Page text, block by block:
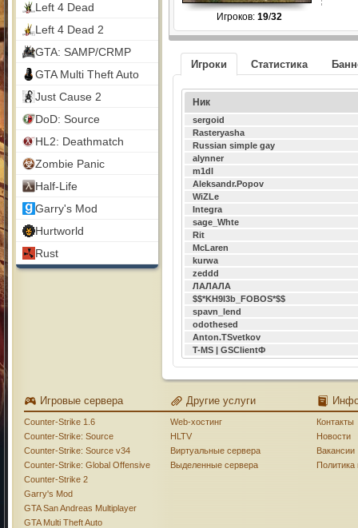
Left 4 Dead
Left 4 Dead 2
GTA: SAMP/CRMP
GTA Multi Theft Auto
Just Cause 2
DoD: Source
HL2: Deathmatch
Zombie Panic
Half-Life
Garry's Mod
Hurtworld
Rust
Игроков: 19/32
Игроки Статистика
Ник
sergoid
Rasteryasha
Russian simple gay
alynner
m1dl
Aleksandr.Popov
WiZLe
Integra
sage_Whte
Rit
McLaren
kurwa
zeddd
ЛАЛАЛА
$$*KH9I3b_FOBOS*$$
spavn_lend
odothesed
Anton.TSvetkov
T-MS | GSClientФ
Игровые сервера
Counter-Strike 1.6
Counter-Strike: Source
Counter-Strike: Source v34
Counter-Strike: Global Offensive
Counter-Strike 2
Garry's Mod
GTA San Andreas Multiplayer
GTA Multi Theft Auto
Другие услуги
Web-хостинг
HLTV
Виртуальные сервера
Выделенные сервера
Контакты
Новости
Вакансии
Политика